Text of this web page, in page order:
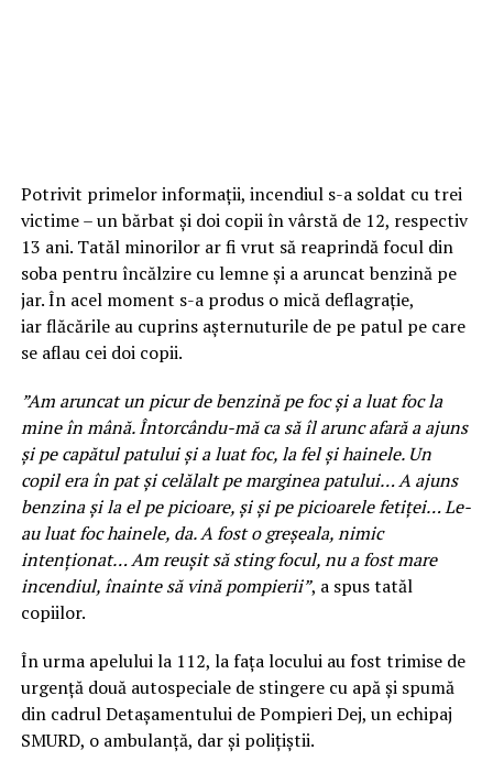
Potrivit primelor informații, incendiul s-a soldat cu trei
victime – un bărbat și doi copii în vârstă de 12, respectiv
13 ani. Tatăl minorilor ar fi vrut să reaprindă focul din
soba pentru încălzire cu lemne și a aruncat benzină pe
jar. În acel moment s-a produs o mică deflagrație,
iar flăcările au cuprins așternuturile de pe patul pe care
se aflau cei doi copii.
”Am aruncat un picur de benzină pe foc și a luat foc la
mine în mână. Întorcându-mă ca să îl arunc afară a ajuns
și pe capătul patului și a luat foc, la fel și hainele. Un
copil era în pat și celălalt pe marginea patului… A ajuns
benzina și la el pe picioare, și și pe picioarele fetiței… Le-
au luat foc hainele, da. A fost o greșeala, nimic
intenționat… Am reușit să sting focul, nu a fost mare
incendiul, înainte să vină pompierii”, a spus tatăl
copiilor.
În urma apelului la 112, la fața locului au fost trimise de
urgență două autospeciale de stingere cu apă și spumă
din cadrul Detașamentului de Pompieri Dej, un echipaj
SMURD, o ambulanță, dar și polițiștii.